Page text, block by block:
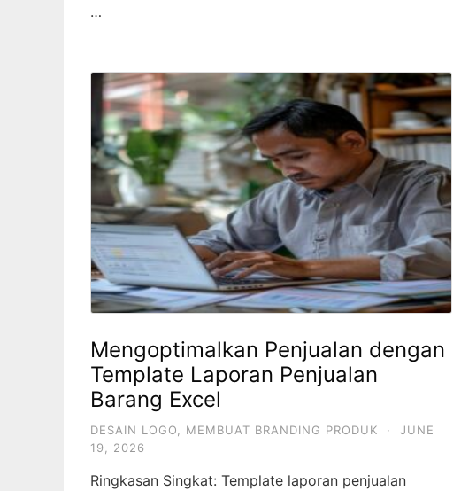
…
Mengoptimalkan Penjualan dengan
Template Laporan Penjualan
Barang Excel
DESAIN LOGO, MEMBUAT BRANDING PRODUK ·
JUNE
19, 2026
Ringkasan Singkat: Template laporan penjualan